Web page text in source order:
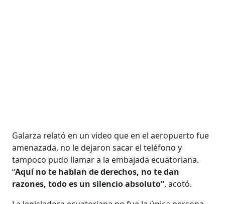
Galarza relató en un video que en el aeropuerto fue
amenazada, no le dejaron sacar el teléfono y
tampoco pudo llamar a la embajada ecuatoriana.
“Aquí no te hablan de derechos, no te dan
razones, todo es un silencio absoluto”, acotó.